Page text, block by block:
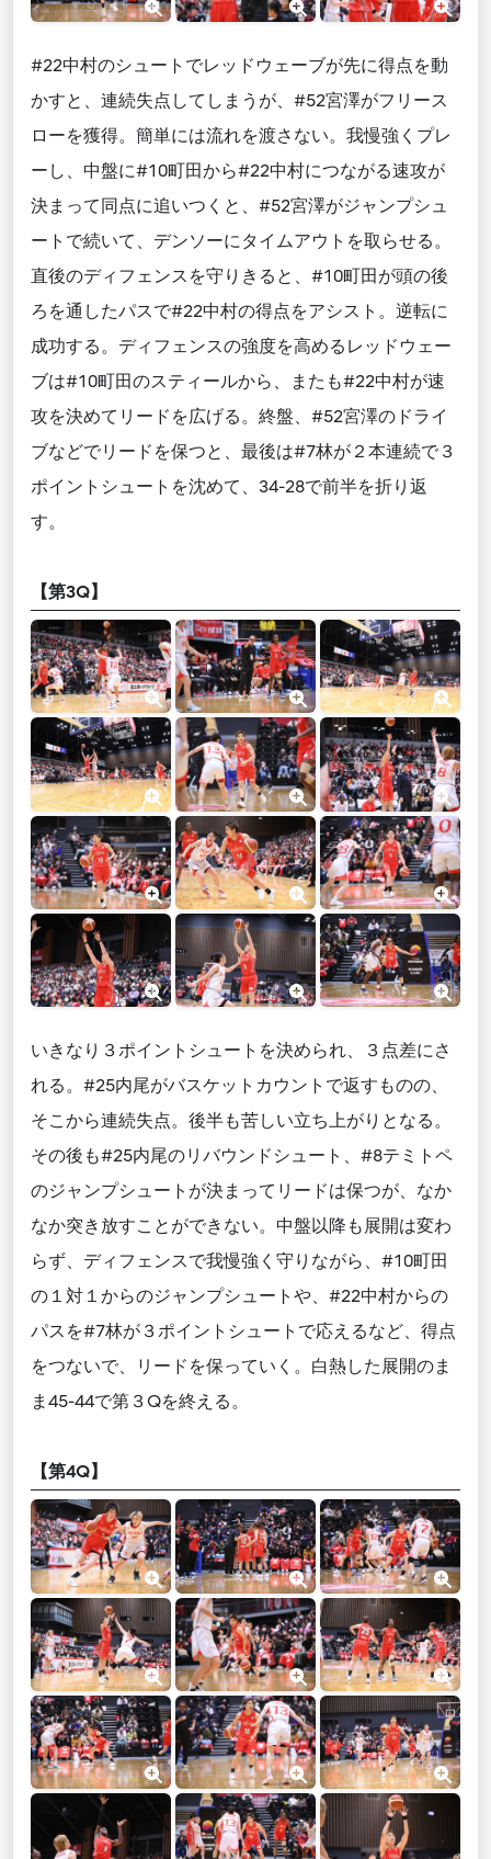
#22中村のシュートでレッドウェーブが先に得点を動
かすと、連続失点してしまうが、#52宮澤がフリース
ローを獲得。簡単には流れを渡さない。我慢強くプレ
ーし、中盤に#10町田から#22中村につながる速攻が
決まって同点に追いつくと、#52宮澤がジャンプシュ
ートで続いて、デンソーにタイムアウトを取らせる。
直後のディフェンスを守りきると、#10町田が頭の後
ろを通したパスで#22中村の得点をアシスト。逆転に
成功する。ディフェンスの強度を高めるレッドウェー
ブは#10町田のスティールから、またも#22中村が速
攻を決めてリードを広げる。終盤、#52宮澤のドライ
ブなどでリードを保つと、最後は#7林が２本連続で３
ポイントシュートを沈めて、34-28で前半を折り返
す。
【第3Q】
いきなり３ポイントシュートを決められ、３点差にさ
れる。#25内尾がバスケットカウントで返すものの、
そこから連続失点。後半も苦しい立ち上がりとなる。
その後も#25内尾のリバウンドシュート、#8テミトペ
のジャンプシュートが決まってリードは保つが、なか
なか突き放すことができない。中盤以降も展開は変わ
らず、ディフェンスで我慢強く守りながら、#10町田
の１対１からのジャンプシュートや、#22中村からの
パスを#7林が３ポイントシュートで応えるなど、得点
をつないで、リードを保っていく。白熱した展開のま
ま45-44で第３Qを終える。
【第4Q】